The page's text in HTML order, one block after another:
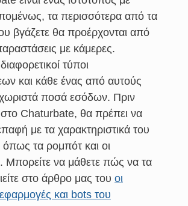
τα περισσότερα από τα
βγάζετε θα προέρχονται από
με κάμερες.
τύποι
και κάθε ένας από αυτούς
ποσά εσόδων. Πριν
στο Chaturbate, θα πρέπει να
με τα χαρακτηριστικά του
όπως τα ρομπότ και οι
Μπορείτε να μάθετε πώς να τα
στο άρθρο μας του οι
και bots του